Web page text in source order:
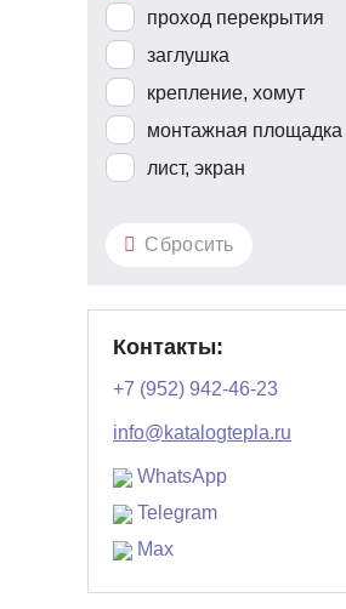
проход перекрытия
заглушка
крепление, хомут
монтажная площадка
лист, экран
Сбросить
Контакты:
+7 (952) 942-46-23
info@katalogtepla.ru
WhatsApp
Telegram
Max